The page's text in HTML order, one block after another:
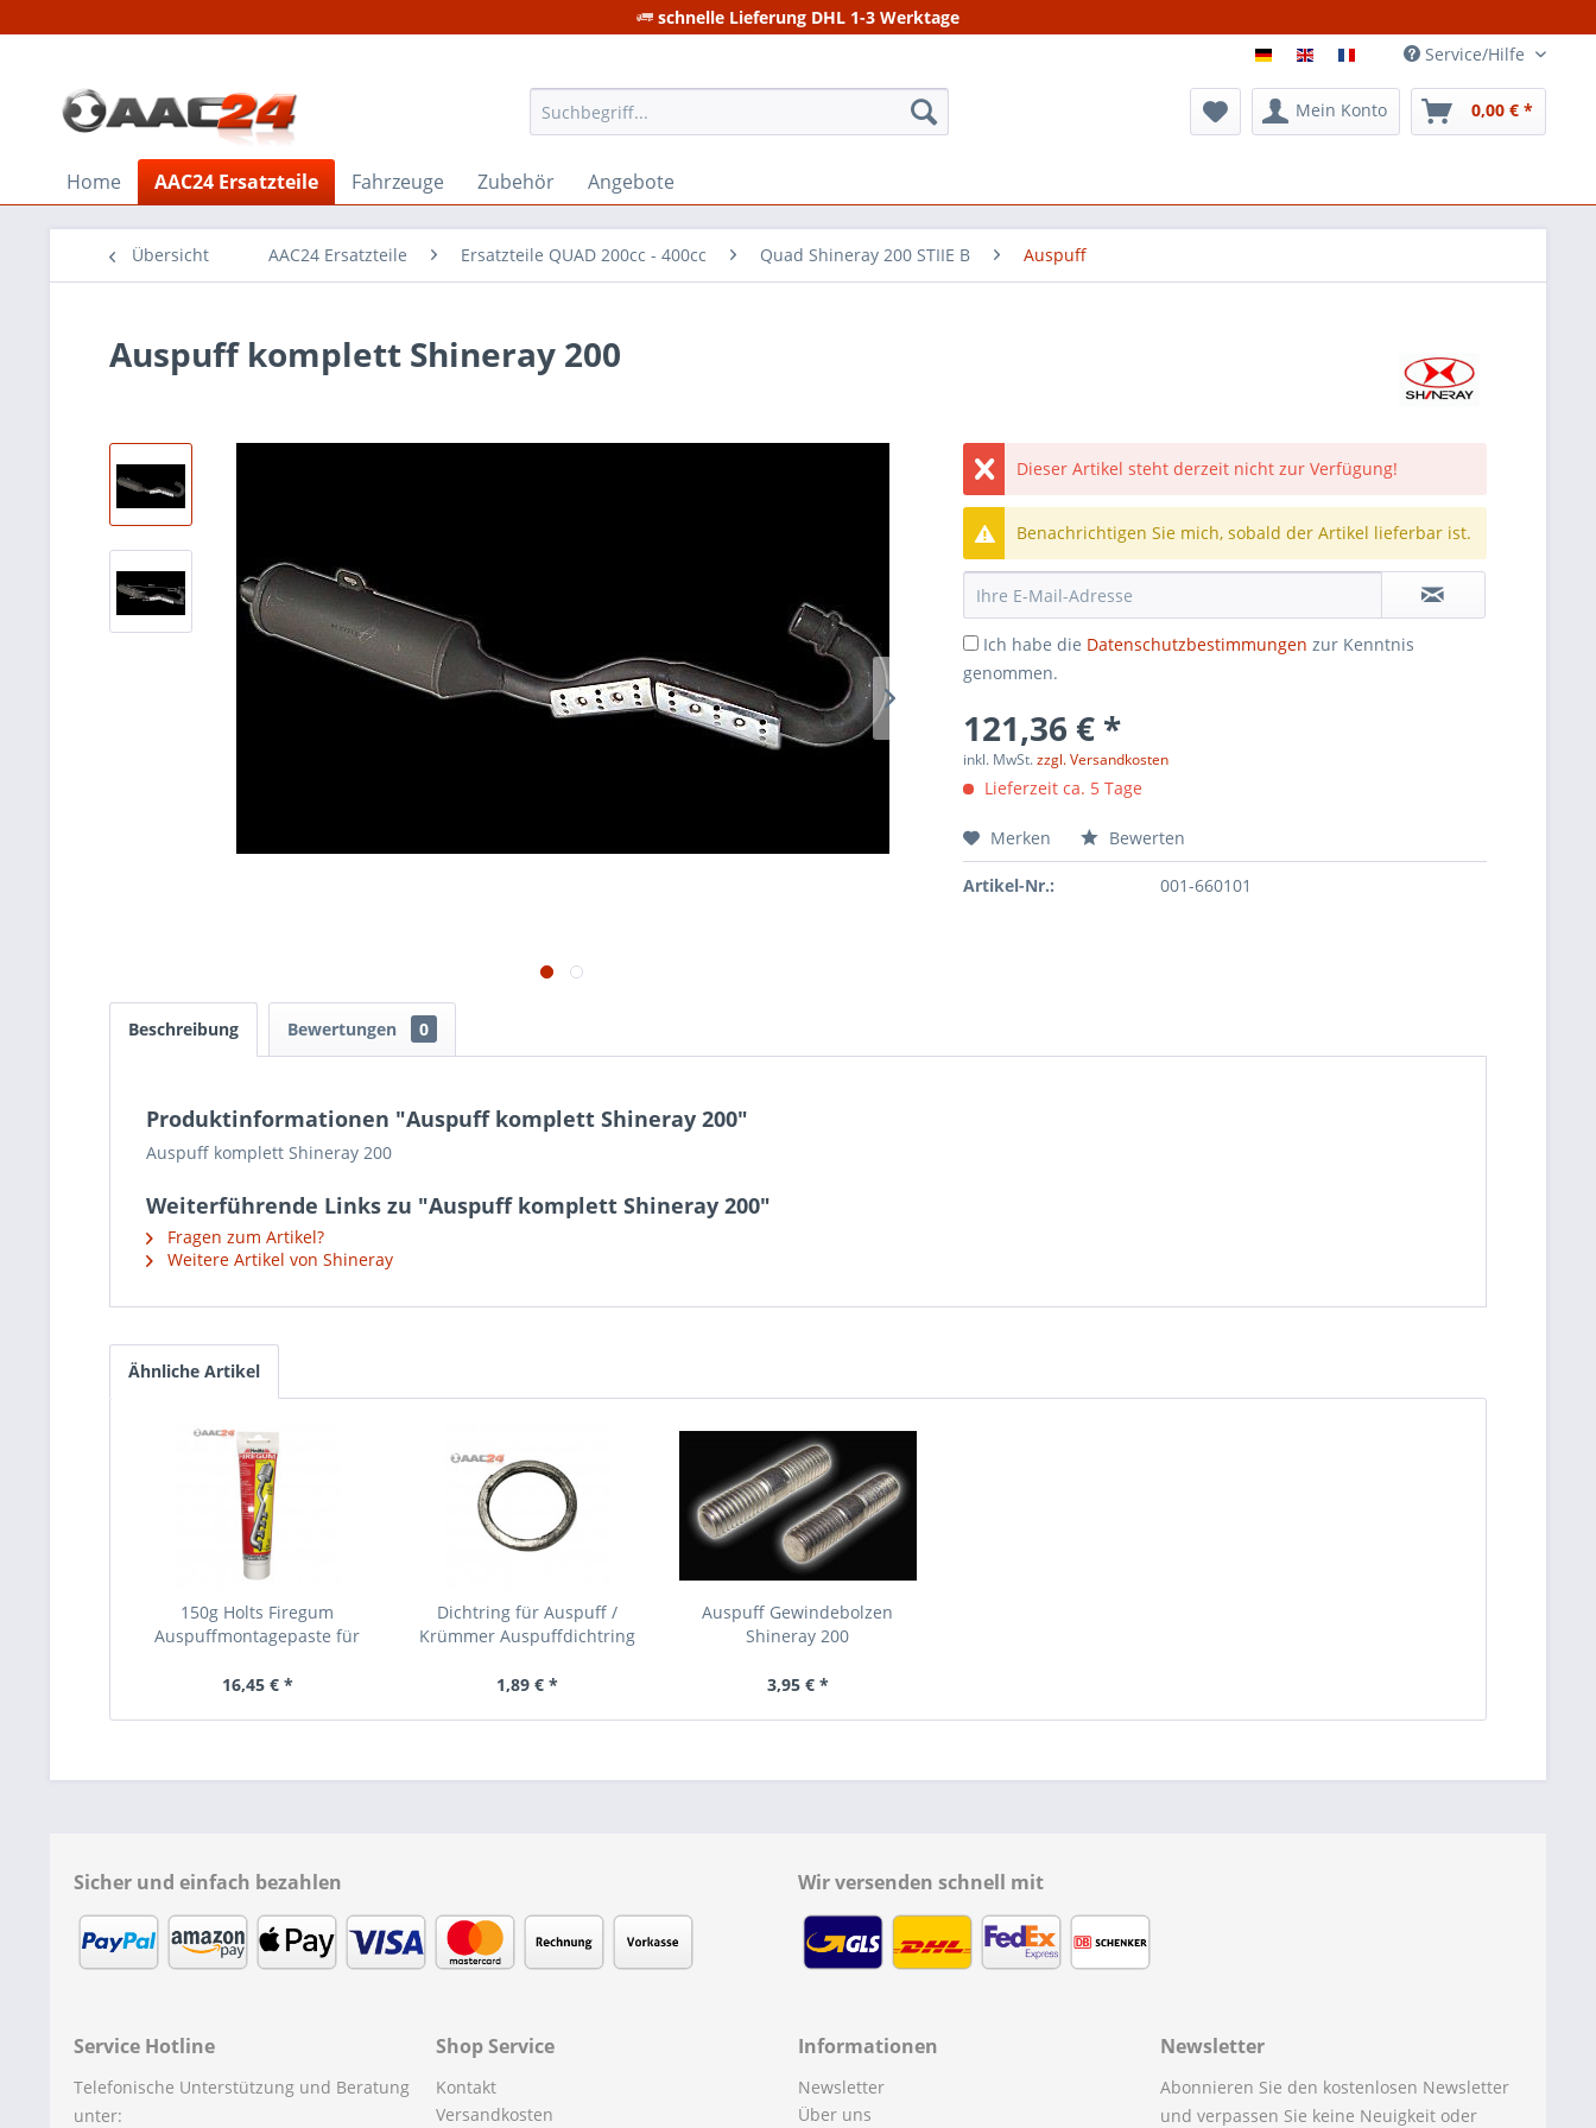
schnelle Lieferung DHL 1-3 Werktage
Service/Hilfe
Mein Konto 0,00 € *
Home AAC24 Ersatzteile Fahrzeuge Zubehör Angebote
Übersicht AAC24 Ersatzteile Ersatzteile QUAD 200cc - 400cc Quad Shineray 200 STIIE B Auspuff
Auspuff komplett Shineray 200
Dieser Artikel steht derzeit nicht zur Verfügung!
Benachrichtigen Sie mich, sobald der Artikel lieferbar ist.
Ich habe die Datenschutzbestimmungen zur Kenntnis
genommen.
121,36 € *
inkl. MwSt.zzgl. Versandkosten
Lieferzeit ca. 5 Tage
Merken Bewerten
Artikel-Nr.: 001-660101
Beschreibung Bewertungen 0
Produktinformationen "Auspuff komplett Shineray 200"
Auspuff komplett Shineray 200
Weiterführende Links zu "Auspuff komplett Shineray 200"
Fragen zum Artikel?
Weitere Artikel von Shineray
Ähnliche Artikel
150g Holts Firegum
Auspuffmontagepaste für
16,45 € *
Dichtring für Auspuff /
Krümmer Auspuffdichtring
1,89 € *
Auspuff Gewindebolzen
Shineray 200
3,95 € *
Sicher und einfach bezahlen Wir versenden schnell mit
Service Hotline
Telefonische Unterstützung und Beratung
unter:
Shop Service
Kontakt
Versandkosten
Informationen
Newsletter
Über uns
Newsletter
Abonnieren Sie den kostenlosen Newsletter
und verpassen Sie keine Neuigkeit oder